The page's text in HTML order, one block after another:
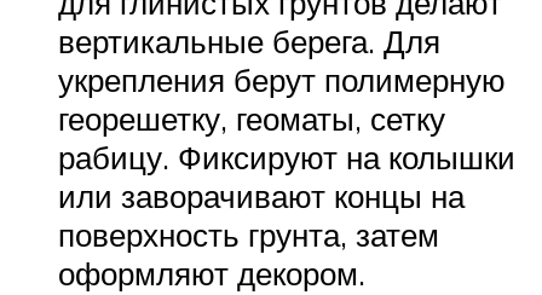
вертикальные берега. Для
укрепления берут полимерную
георешетку, геоматы, сетку
рабицу. Фиксируют на колышки
или заворачивают концы на
поверхность грунта, затем
оформляют декором.